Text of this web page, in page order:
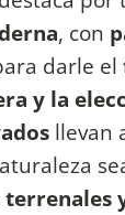
, con
darle el
y la
llevan
terrenales